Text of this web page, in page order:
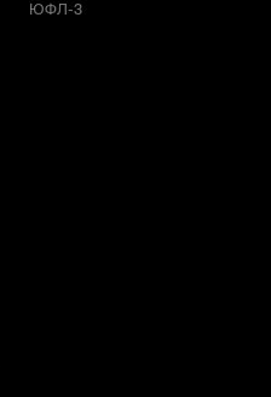
ЮФЛ-3